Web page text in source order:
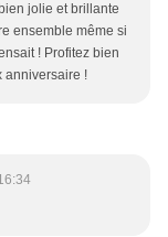
jolie et brillante
ensemble même si
! Profitez bien
anniversaire !